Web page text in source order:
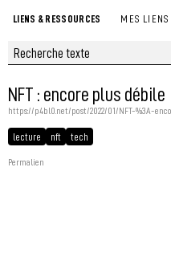
LIENS & RESSOURCES MES LIENS
NFT : encore plus débile
https://p4bl0.net/post/2022/01/NFT-%3A-
lecture nft tech
Permalien